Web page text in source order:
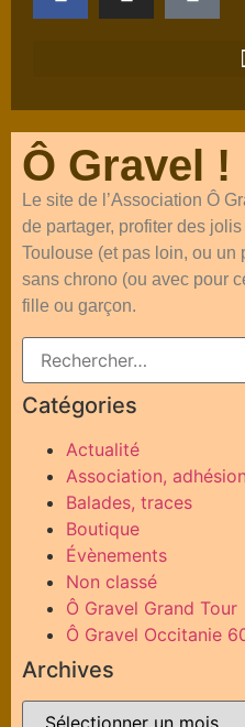
Ô Gravel !
Le site de l’Association Ô
de partager, profiter des
Toulouse (et pas loin, ou
sans chrono (ou avec pour
fille ou garçon.
Catégories
Actualité
Association,
Balades, traces
Boutique
Évènements
Non classé
Ô Gravel Grand Tour
Ô Gravel Occitanie
Archives